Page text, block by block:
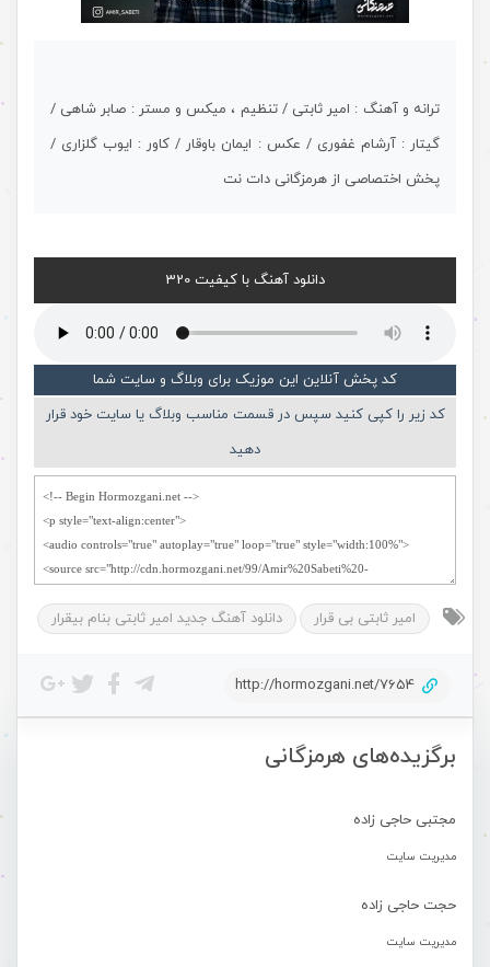
برگزیده‌های هرمزگانی
مجتبی حاجی زاده
مدیریت سایت
حجت حاجی زاده
مدیریت سایت
ترانه و آهنگ : امیر ثابتی / تنظیم ، میکس و مستر : صابر شاهی /
گیتار : آرشام غفوری / عکس : ایمان باوقار / کاور : ایوب گلزاری /
پخش اختصاصی از هرمزگانی دات نت
دانلود آهنگ با کیفیت 320
کد پخش آنلاین این موزیک برای وبلاگ و سایت شما
کد زیر را کپی کنید سپس در قسمت مناسب وبلاگ یا سایت خود قرار
دهید
امیر ثابتی بی قرار دانلود آهنگ جدید امیر ثابتی بنام بیقرار
http://hormozgani.net/7654